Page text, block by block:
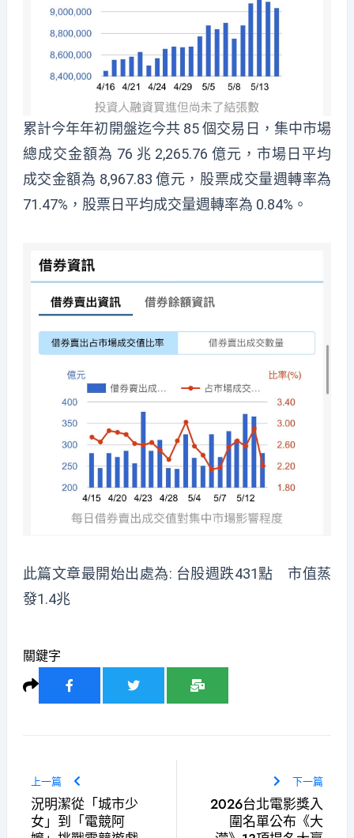
累計今年年初開盤迄今共 85 個交易日，集中市場
總成交金額為 76 兆 2,265.76 億元，市場日平均
成交金額為 8,967.83 億元，股票成交量週轉率為
71.47%，股票日平均成交量週轉率為 0.84%。
此篇文章最開始出處為: 台股週跌431點 市值蒸
發1.4兆
關鍵字
上一篇
況明潔從「城市少
女」到「電競阿
下一篇
2026台北電影獎入
圍名單公布《大